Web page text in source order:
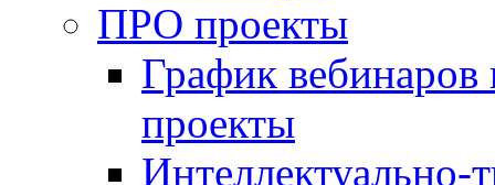
ПРО проекты
График
проекты
Интеллектуально-